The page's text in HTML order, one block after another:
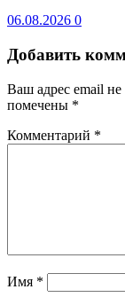
06.08.2026 0
Добавить
Ваш адрес email не
помечены *
Комментарий *
Имя *